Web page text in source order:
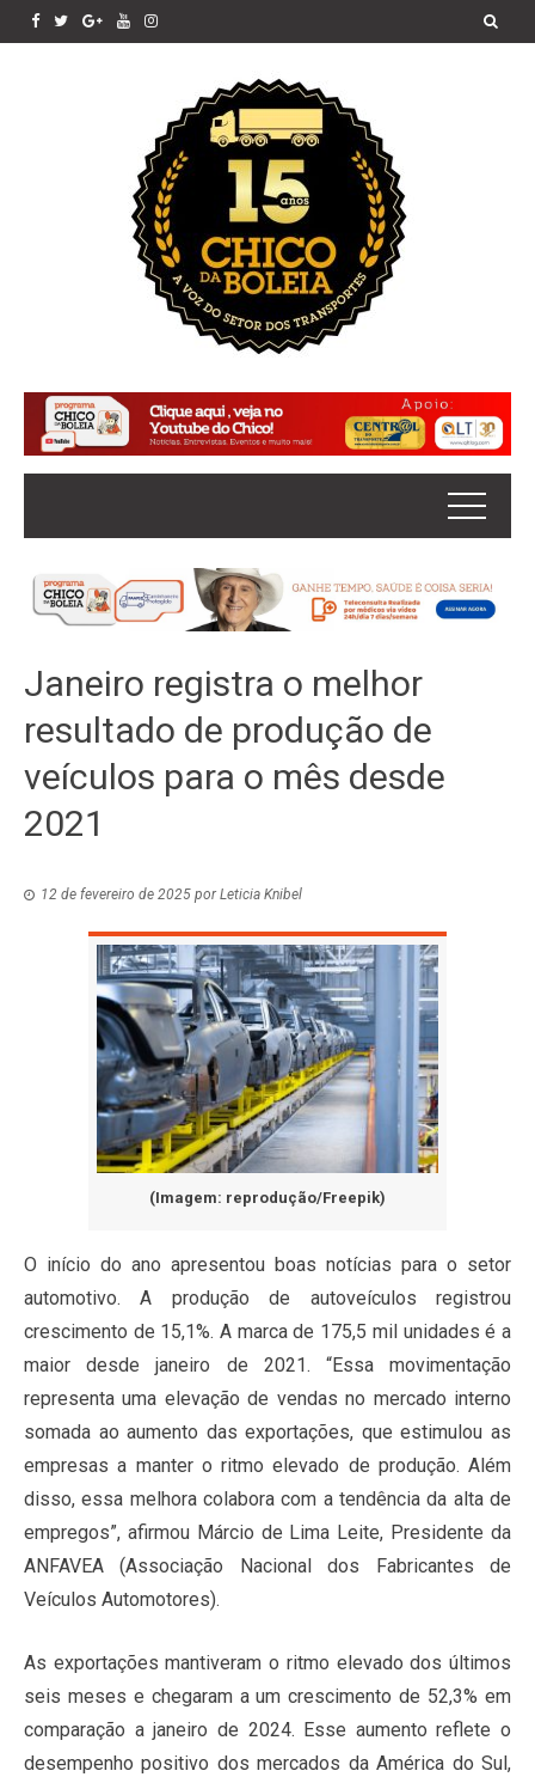
Janeiro registra o melhor
resultado de produção de
veículos para o mês desde
2021
12 de fevereiro de 2025 porLeticia Knibel
(Imagem: reprodução/Freepik)
O início do ano apresentou boas notícias para o setor
automotivo. A produção de autoveículos registrou
crescimento de 15,1%. A marca de 175,5 mil unidades é a
maior desde janeiro de 2021. “Essa movimentação
representa uma elevação de vendas no mercado interno
somada ao aumento das exportações, que estimulou as
empresas a manter o ritmo elevado de produção. Além
disso, essa melhora colabora com a tendência da alta de
empregos”, afirmou Márcio de Lima Leite, Presidente da
ANFAVEA (Associação Nacional dos Fabricantes de
Veículos Automotores).
As exportações mantiveram o ritmo elevado dos últimos
seis meses e chegaram a um crescimento de 52,3% em
comparação a janeiro de 2024. Esse aumento reflete o
desempenho positivo dos mercados da América do Sul,